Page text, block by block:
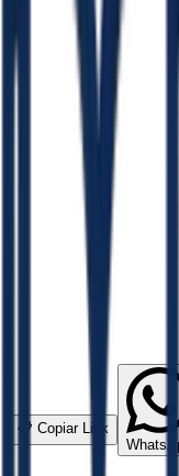
📋 Copiar Link